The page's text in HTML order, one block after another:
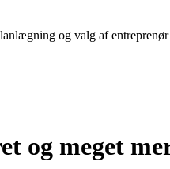
og valg af
og meget